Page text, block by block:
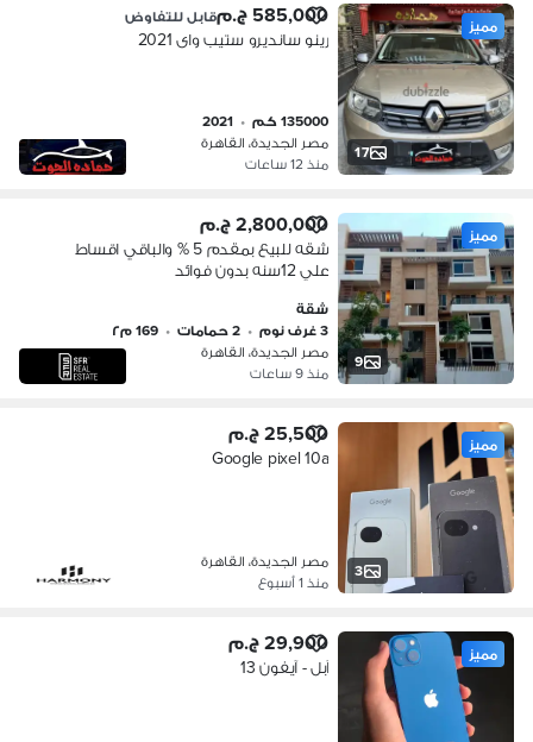
17
مميز 585,000 ج.م قابل للتفاوض
رينو سانديرو ستيب واى 2021
135000 كم •
2021
مصر الجديدة، القاهرة
منذ 12 ساعات
9
مميز 2,800,000 ج.م
شقه للبيع بمقدم 5 % والباقي اقساط
علي 12سنه بدون فوائد
شقة
3 غرف نوم
• 2 حمامات • 169 م٢
مصر الجديدة، القاهرة
منذ 9 ساعات
3
مميز 25,500 ج.م
Google pixel 10a
مصر الجديدة، القاهرة
منذ 1 أسبوع
مميز 29,900 ج.م
آبل - آيفون 13